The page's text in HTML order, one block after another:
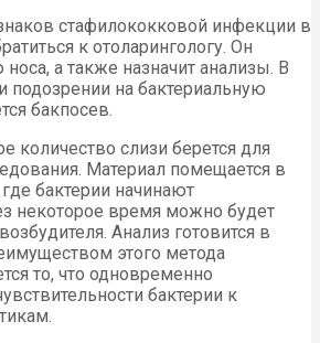
стафилококковой инфекции в
к отоларингологу. Он
а также назначит анализы. В
подозрении на бактериальную
бакпосев.
количество слизи берется для
Материал помещается в
бактерии начинают
некоторое время можно будет
Анализ готовится в
этого метода
то, что одновременно
бактерии к